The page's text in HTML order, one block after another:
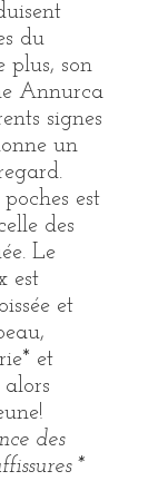
du
plus, son
Annurca
signes
un
est
des
Le
est
et
et
des
*